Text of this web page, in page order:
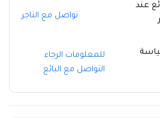
عند
تواصل مع التاجر
للمعلومات الرجاء
التواصل مع البائع